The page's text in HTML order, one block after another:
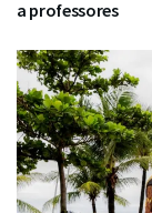
a professores